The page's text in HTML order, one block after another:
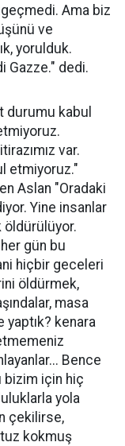
Ama biz
ve
yorulduk.
Gazze." dedi.
durumu kabul
var.
etmiyoruz."
Aslan "Oradaki
Yine insanlar
öldürülüyor.
gün bu
hiçbir geceleri
öldürmek,
masa
yaptık? kenara
Bence
bizim için hiç
yola
çekilirse,
kokmuş